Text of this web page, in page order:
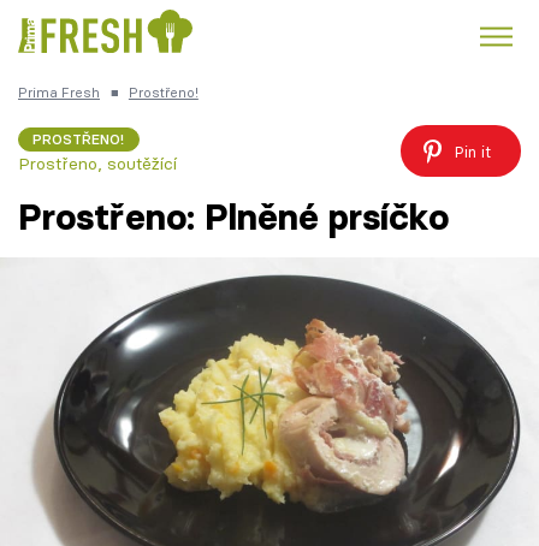
Česká kuchyně
Témata
Recepty
Články
TV Program
Prima Fresh ■ Prostřeno!
PROSTŘENO!
Prostřeno, soutěžící
Pin it
Prostřeno: Plněné prsíčko